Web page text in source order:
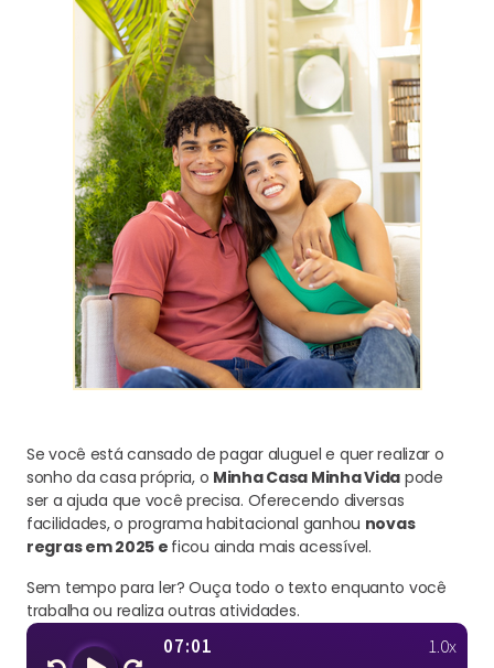
Se você está cansado de pagar aluguel e quer realizar o
sonho da casa própria, o Minha Casa Minha Vida pode
ser a ajuda que você precisa. Oferecendo diversas
facilidades, o programa habitacional ganhou novas
regras em 2025 e ficou ainda mais acessível.
Sem tempo para ler? Ouça todo o texto enquanto você
trabalha ou realiza outras atividades.